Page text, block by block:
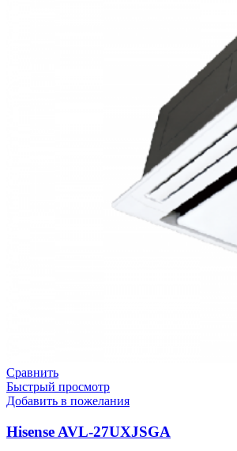
Сравнить
Быстрый просмотр
Добавить в пожелания
Hisense AVL-27UXJSGA